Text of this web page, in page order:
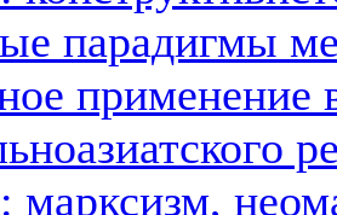
парадигмы
применение
марксизм,